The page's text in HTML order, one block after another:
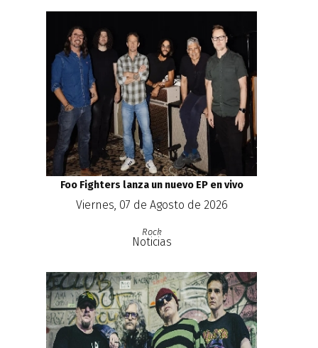
Foo Fighters lanza un nuevo EP en vivo
Viernes, 07 de Agosto de 2026
Rock
Noticias